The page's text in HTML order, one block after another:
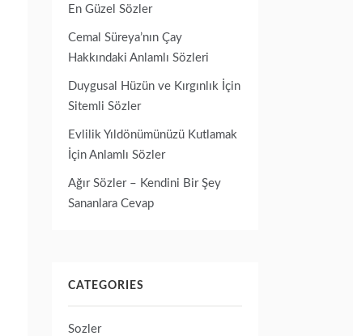
En Güzel Sözler
Cemal Süreya’nın Çay
Hakkındaki Anlamlı Sözleri
Duygusal Hüzün ve Kırgınlık İçin
Sitemli Sözler
Evlilik Yıldönümünüzü Kutlamak
İçin Anlamlı Sözler
Ağır Sözler – Kendini Bir Şey
Sananlara Cevap
CATEGORIES
Sozler